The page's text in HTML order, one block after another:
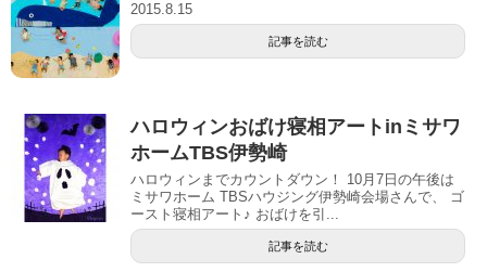
2015.8.15
記事を読む
ハロウィンおばけ寝相アートinミサワ
ホームTBS伊勢崎
ハロウィンまでカウントダウン！ 10月7日の午後は
ミサワホーム TBSハウジング伊勢崎会場さんで、 ゴ
ースト寝相アート♪ おばけを引...
記事を読む